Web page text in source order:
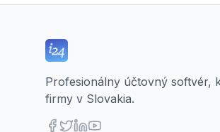
Profesionálny účtovný softvér,
firmy v Slovakia.